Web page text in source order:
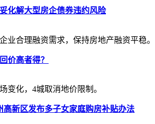
化解大型房企债券违约风险
业合理融资需求，保持房地产融资平稳。
价高者得？
变化，4城取消地价限制。
高新区发布多子女家庭购房补贴办法